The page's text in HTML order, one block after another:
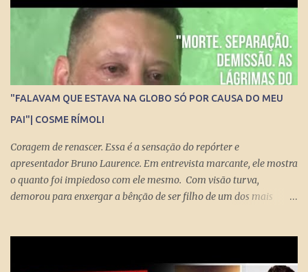
essa democracia funcione bem.
"FALAVAM QUE ESTAVA NA GLOBO SÓ POR CAUSA DO MEU
PAI"| COSME RÍMOLI
Coragem de renascer. Essa é a sensação do repórter e
apresentador Bruno Laurence. Em entrevista marcante, ele mostra
o quanto foi impiedoso com ele mesmo. Com visão turva,
demorou para enxergar a bênção de ser filho de um dos mais
Grandes Momentos do Esporte e Cartão Verde, entre inúmeros